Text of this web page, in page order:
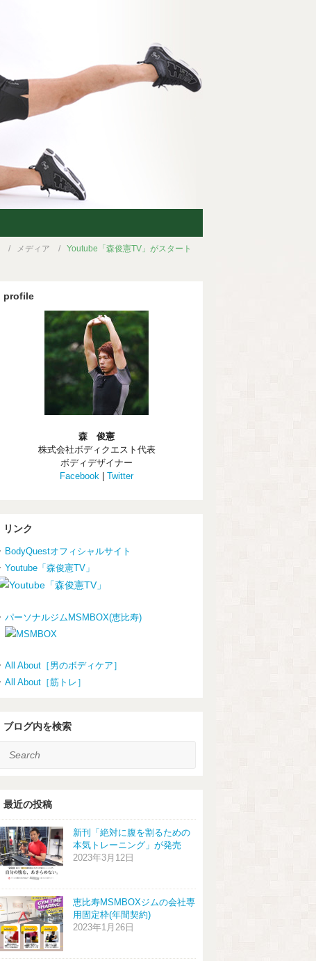
メディア Youtube「森俊憲TV」がスタート
profile
森 俊憲
株式会社ボディクエスト代表
ボディデザイナー
Facebook |Twitter
リンク
BodyQuestオフィシャルサイト
Youtube「森俊憲TV」
パーソナルジムMSMBOX(恵比寿)
All About［男のボディケア］
All About［筋トレ］
ブログ内を検索
Search
最近の投稿
新刊「絶対に腹を割るための
本気トレーニング」が発売
2023年3月12日
恵比寿MSMBOXジムの会社専
用固定枠(年間契約)
2023年1月26日